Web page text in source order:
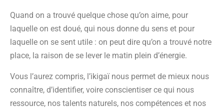
Quand on a trouvé quelque chose qu’on aime, pour
laquelle on est doué, qui nous donne du sens et pour
laquelle on se sent utile : on peut dire qu’on a trouvé notre
place, la raison de se lever le matin plein d’énergie.
Vous l’aurez compris, l’ikigaï nous permet de mieux nous
connaître, d’identifier, voire conscientiser ce qui nous
ressource, nos talents naturels, nos compétences et nos